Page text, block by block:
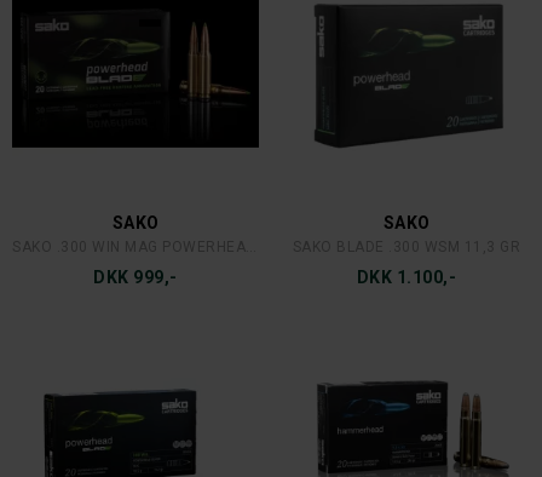
SAKO
DKK 999,-
SAKO
DKK 1.100,-